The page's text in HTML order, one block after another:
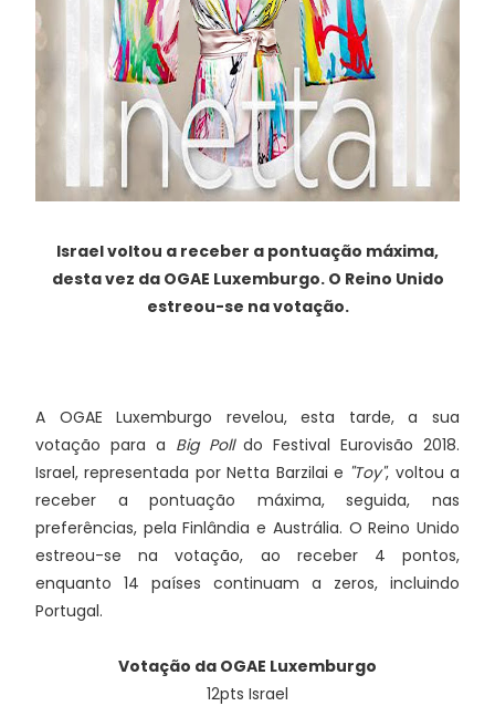
Israel voltou a receber a pontuação máxima,
desta vez da OGAE Luxemburgo. O Reino Unido
estreou-se na votação.
A OGAE Luxemburgo revelou, esta tarde, a sua
votação para a Big Polldo Festival Eurovisão 2018.
Israel, representada por Netta Barzilai e "Toy", voltou a
receber a pontuação máxima, seguida, nas
preferências, pela Finlândia e Austrália. O Reino Unido
estreou-se na votação, ao receber 4 pontos,
enquanto 14 países continuam a zeros, incluindo
Portugal.
Votação da OGAE Luxemburgo
12pts Israel